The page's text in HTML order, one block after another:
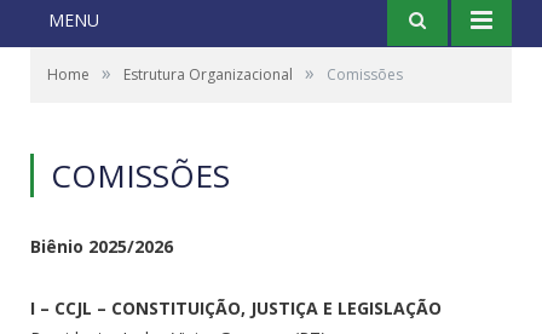
MENU
Home » Estrutura Organizacional » Comissões
COMISSÕES
Biênio 2025/2026
I – CCJL – CONSTITUIÇÃO, JUSTIÇA E LEGISLAÇÃO